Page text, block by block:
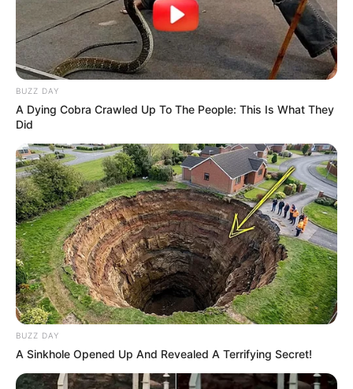
BUZZ DAY
A Dying Cobra Crawled Up To The People: This Is What They
Did
BUZZ DAY
A Sinkhole Opened Up And Revealed A Terrifying Secret!